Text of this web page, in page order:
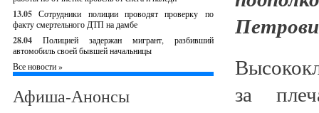
13.05 Сотрудники полиции проводят проверку по
факту смертельного ДТП на дамбе
28.04
Полицией задержан мигрант, разбивший
автомобиль своей бывшей начальницы
Все новости »
Афиша-Анонсы
за